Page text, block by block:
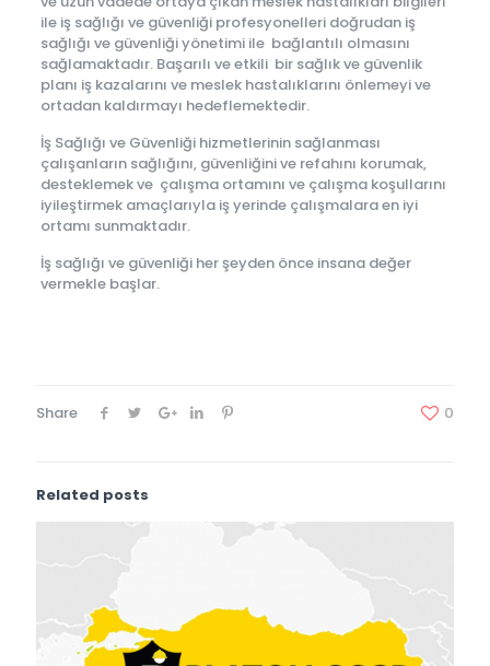
ile iş sağlığı ve güvenliği profesyonelleri doğrudan iş
sağlığı ve güvenliği yönetimi ile bağlantılı olmasını
sağlamaktadır. Başarılı ve etkili bir sağlık ve güvenlik
planı iş kazalarını ve meslek hastalıklarını önlemeyi ve
ortadan kaldırmayı hedeflemektedir.
İş Sağlığı ve Güvenliği hizmetlerinin sağlanması
çalışanların sağlığını, güvenliğini ve refahını korumak,
desteklemek ve çalışma ortamını ve çalışma koşullarını
iyileştirmek amaçlarıyla iş yerinde çalışmalara en iyi
ortamı sunmaktadır.
İş sağlığı ve güvenliği her şeyden önce insana değer
vermekle başlar.
Share 0
Related posts